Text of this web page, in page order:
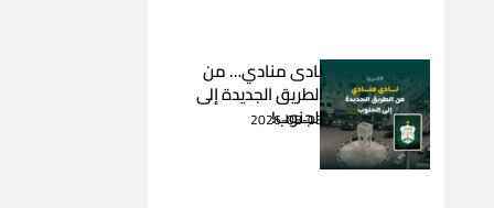
نادى منادي… من
الطريق الجديدة إلى
الجنوب!
2026-08-03